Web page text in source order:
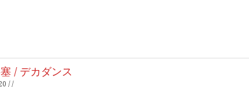
/ デカダンス
/ /